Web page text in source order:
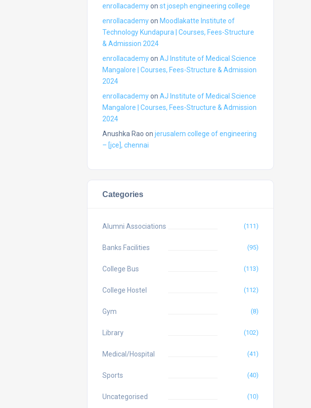
enrollacademyon st joseph engineering college
enrollacademyon Moodlakatte Institute of
Technology Kundapura | Courses, Fees-Structure
& Admission 2024
enrollacademyon AJ Institute of Medical Science
Mangalore | Courses, Fees-Structure & Admission
2024
enrollacademyon AJ Institute of Medical Science
Mangalore | Courses, Fees-Structure & Admission
2024
Anushka Rao on jerusalem college of engineering
– [jce], chennai
Categories
Alumni Associations (111)
Banks Facilities (95)
College Bus (113)
College Hostel (112)
Gym (8)
Library (102)
Medical/Hospital (41)
Sports (40)
Uncategorised (10)